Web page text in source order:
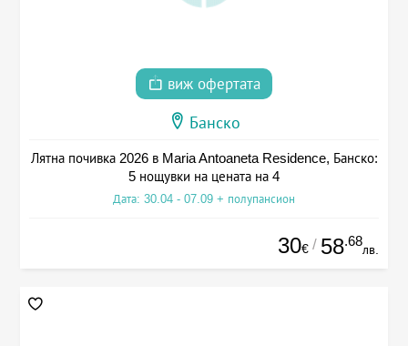
виж офертата
Банско
Лятна почивка 2026 в Maria Antoaneta Residence, Банско:
5 нощувки на цената на 4
Дата: 30.04 - 07.09 + полупансион
30€ / 58.68
лв.